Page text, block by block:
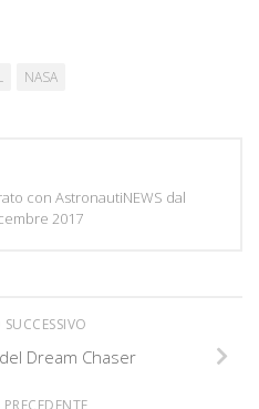
NASA
con AstronautiNEWS dal
2017
Dream Chaser